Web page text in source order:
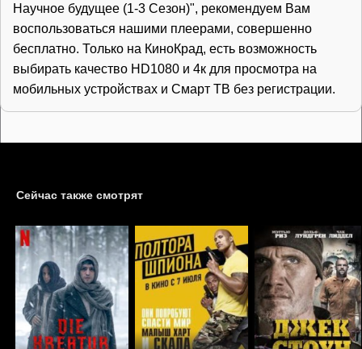
Научное будущее (1-3 Сезон)", рекомендуем Вам
воспользоваться нашими плеерами, совершенно
бесплатно. Только на КиноКрад, есть возможность
выбирать качество HD1080 и 4к для просмотра на
мобильных устройствах и Смарт ТВ без регистрации.
Сейчас также смотрят